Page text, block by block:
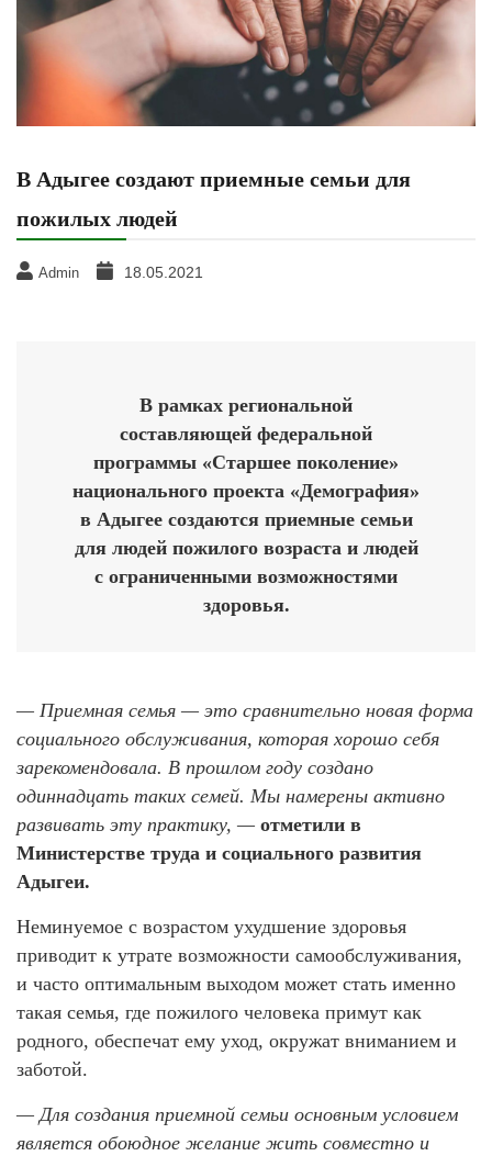
В Адыгее создают приемные семьи для
пожилых людей
Admin 18.05.2021
В рамках региональной
составляющей федеральной
программы «Старшее поколение»
национального проекта «Демография»
в Адыгее создаются приемные семьи
для людей пожилого возраста и людей
с ограниченными возможностями
здоровья.
— Приемная семья — это сравнительно новая форма
социального обслуживания, которая хорошо себя
зарекомендовала. В прошлом году создано
одиннадцать таких семей. Мы намерены активно
развивать эту практику, — отметили в
Министерстве труда и социального развития
Адыгеи.
Неминуемое с возрастом ухудшение здоровья
приводит к утрате возможности самообслуживания,
и часто оптимальным выходом может стать именно
такая семья, где пожилого человека примут как
родного, обеспечат ему уход, окружат вниманием и
заботой.
— Для создания приемной семьи основным условием
является обоюдное желание жить совместно и